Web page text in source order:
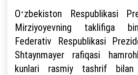
Oʻzbekiston Respublikasi
Mirziyoyevning taklifiga
Federativ Respublikasi
Shtaynmayer rafiqasi
kunlari rasmiy tashrif bilan